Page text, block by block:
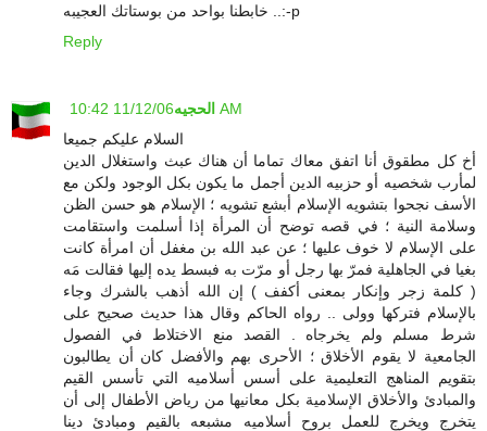
خابطنا بواحد من بوستاتك العجيبه ..:-p
Reply
الحجيه 11/12/06 10:42 AM
السلام عليكم جميعا
أخ كل مطقوق أنا اتفق معاك تماما أن هناك عبث واستغلال الدين
لمأرب شخصيه أو حزبيه الدين أجمل ما يكون بكل الوجود ولكن مع
الأسف نجحوا بتشويه الإسلام أبشع تشويه ؛ الإسلام هو حسن الظن
وسلامة النية ؛ في قصه توضح أن المرأة إذا أسلمت واستقامت
على الإسلام لا خوف عليها ؛ عن عبد الله بن مغفل أن امرأة كانت
بغيا في الجاهلية فمرّ بها رجل أو مرّت به فبسط يده إليها فقالت مَه
( كلمة زجر وإنكار بمعنى أكفف ) إن الله أذهب بالشرك وجاء
بالإسلام فتركها وولى .. رواه الحاكم وقال هذا حديث صحيح على
شرط مسلم ولم يخرجاه . القصد منع الاختلاط في الفصول
الجامعية لا يقوم الأخلاق ؛ الأحرى بهم والأفضل كان أن يطالبون
بتقويم المناهج التعليمية على أسس أسلاميه التي تأسس القيم
والمبادئ والأخلاق الإسلامية بكل معانيها من رياض الأطفال إلى أن
يتخرج ويخرج للعمل بروح أسلاميه مشبعه بالقيم ومبادئ دينا